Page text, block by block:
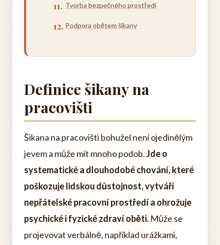
Tvorba bezpečného prostředí
Podpora obětem šikany
Definice šikany na
pracovišti
Šikana na pracovišti bohužel není ojedinělým
jevem a může mít mnoho podob.Jde o
systematické a dlouhodobé chování, které
poškozuje lidskou důstojnost, vytváří
nepřátelské pracovní prostředí a ohrožuje
psychické i fyzické zdraví oběti. Může se
projevovat verbálně, například urážkami,